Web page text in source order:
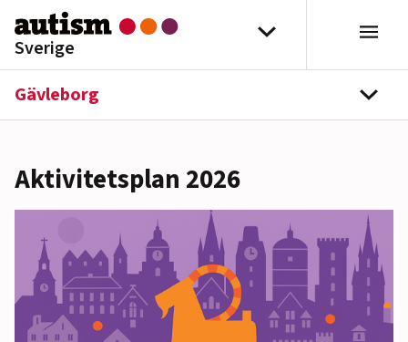
Hoppa till innehåll
Sverige
Välj distrikt
Gävleborg
Aktivitetsplan 2026